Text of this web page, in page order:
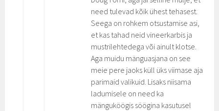
need tulevad kõik ühest tehasest.
Seega on rohkem otsustamise asi,
et kas tahad neid vineerkarbis ja
mustrilehtedega või ainult klotse.
Aga muidu mänguasjana on see
meie pere jaoks küll üks viimase aja
parimaid valikuid. Lisaks niisama
ladumisele on need ka
mänguköögis söögina kasutusel